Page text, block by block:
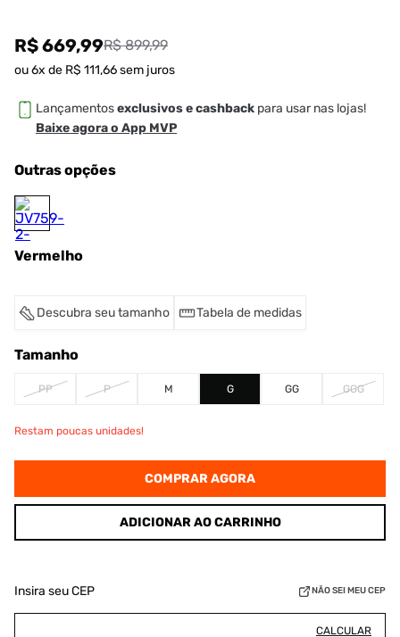
R$ 669,99R$ 899,99
ou6x de R$ 111,66sem juros
Lançamentosexclusivos e cashback para usar nas lojas!
Baixe agora o App MVP
Outras opções
Vermelho
Descubra seu tamanho Tabela de medidas
Tamanho
PP P M G GG GGG
Restam poucas unidades!
COMPRAR AGORA
ADICIONAR AO CARRINHO
Insira seu CEP NÃO SEI MEU CEP
CALCULAR